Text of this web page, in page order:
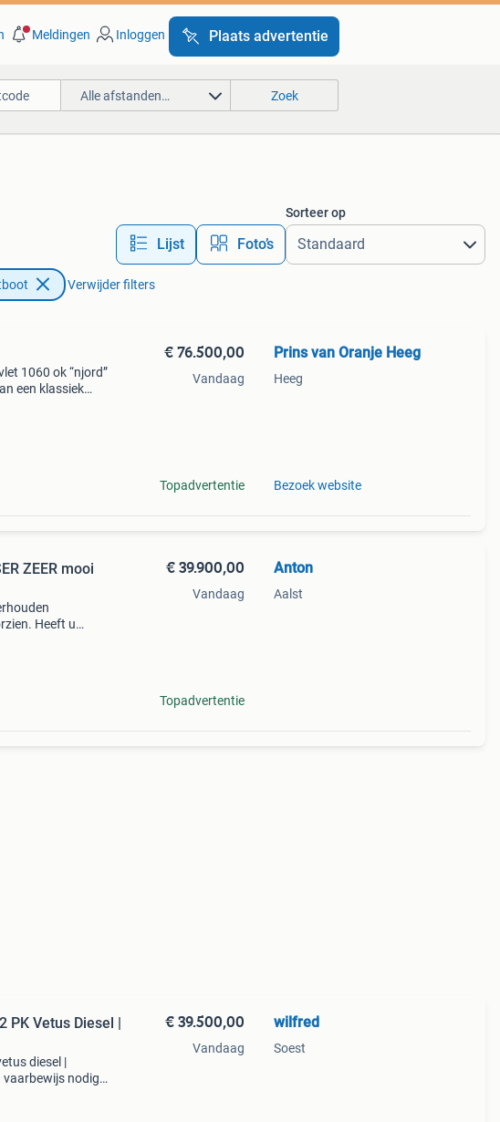
Meldingen Inloggen Plaats advertentie
Alle afstanden… Zoek
Lijst Foto’s
Sorteer op
Verwijder filters
1060 ok “njord”
een klassiek
€ 76.500,00
Vandaag
Topadvertentie
Prins van Oranje Heeg
Heeg
Bezoek website
ZEER mooi
Heeft u
€ 39.900,00
Vandaag
Topadvertentie
Anton
Aalst
PK Vetus Diesel |
diesel |
vaarbewijs nodig
€ 39.500,00
Vandaag
wilfred
Soest